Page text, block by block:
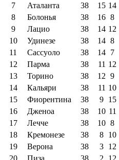
7
Аталанта 38 15 14
8
Болонья 38 16 8
9
Лацио 38 14 12
10
Удинезе 38 14 8
11
Сассуоло 38 14 7
12
Парма 38 11 12
13
Торино 38 12 9
14
Кальяри 38 11 10
15
Фиорентина 38 9 15
16
Дженоа 38 10 11
17
Лечче 38 10 8
18
Кремонезе 38 8 10
19
Верона 38 3 12
20
Пиза 38 2 12